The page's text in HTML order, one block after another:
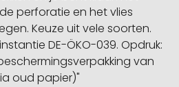
perforatie en het vlies
Keuze uit vele soorten.
DE-ÖKO-039. Opdruk:
van
oud papier)"